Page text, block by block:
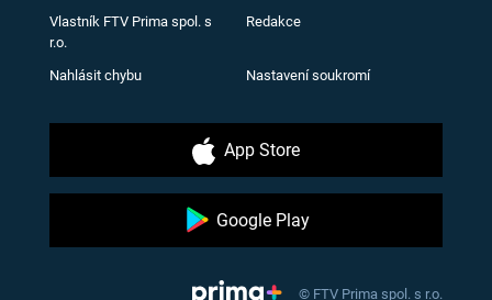
Vlastník FTV Prima spol. s
r.o.
Redakce
Nahlásit chybu Nastavení soukromí
App Store
Google Play
© FTV Prima spol. s r.o.